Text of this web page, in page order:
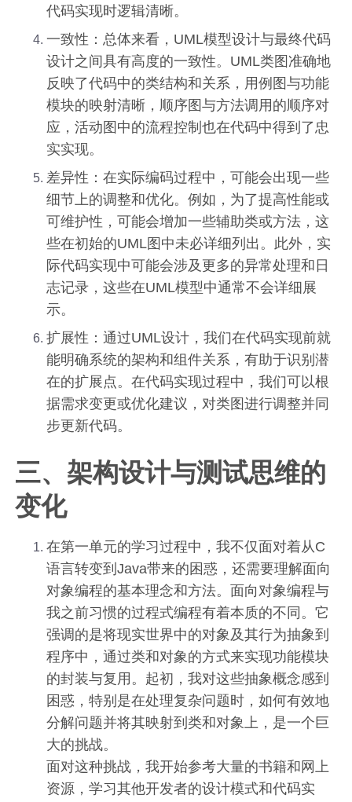
代码实现时逻辑清晰。
一致性：总体来看，UML模型设计与最终代码
设计之间具有高度的一致性。UML类图准确地
反映了代码中的类结构和关系，用例图与功能
模块的映射清晰，顺序图与方法调用的顺序对
应，活动图中的流程控制也在代码中得到了忠
实实现。
差异性：在实际编码过程中，可能会出现一些
细节上的调整和优化。例如，为了提高性能或
可维护性，可能会增加一些辅助类或方法，这
些在初始的UML图中未必详细列出。此外，实
际代码实现中可能会涉及更多的异常处理和日
志记录，这些在UML模型中通常不会详细展
示。
扩展性：通过UML设计，我们在代码实现前就
能明确系统的架构和组件关系，有助于识别潜
在的扩展点。在代码实现过程中，我们可以根
据需求变更或优化建议，对类图进行调整并同
步更新代码。
三、架构设计与测试思维的
变化
在第一单元的学习过程中，我不仅面对着从C
语言转变到Java带来的困惑，还需要理解面向
对象编程的基本理念和方法。面向对象编程与
我之前习惯的过程式编程有着本质的不同。它
强调的是将现实世界中的对象及其行为抽象到
程序中，通过类和对象的方式来实现功能模块
的封装与复用。起初，我对这些抽象概念感到
困惑，特别是在处理复杂问题时，如何有效地
分解问题并将其映射到类和对象上，是一个巨
大的挑战。
面对这种挑战，我开始参考大量的书籍和网上
资源，学习其他开发者的设计模式和代码实